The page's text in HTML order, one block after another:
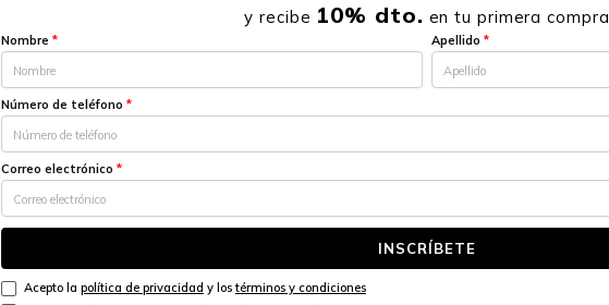
y recibe 10% dto. en tu primera compra
Nombre * Apellido *
Número de teléfono *
Correo electrónico *
INSCRÍBETE
Acepto la política de privacidad y lostérminos y condiciones